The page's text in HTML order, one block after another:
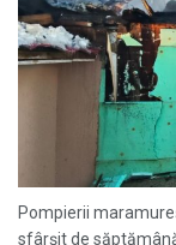
Pompierii
sfârșit de